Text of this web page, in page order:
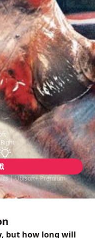
| Ubisoft+ Premium
but how long will